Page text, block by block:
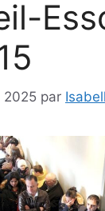
2025 par